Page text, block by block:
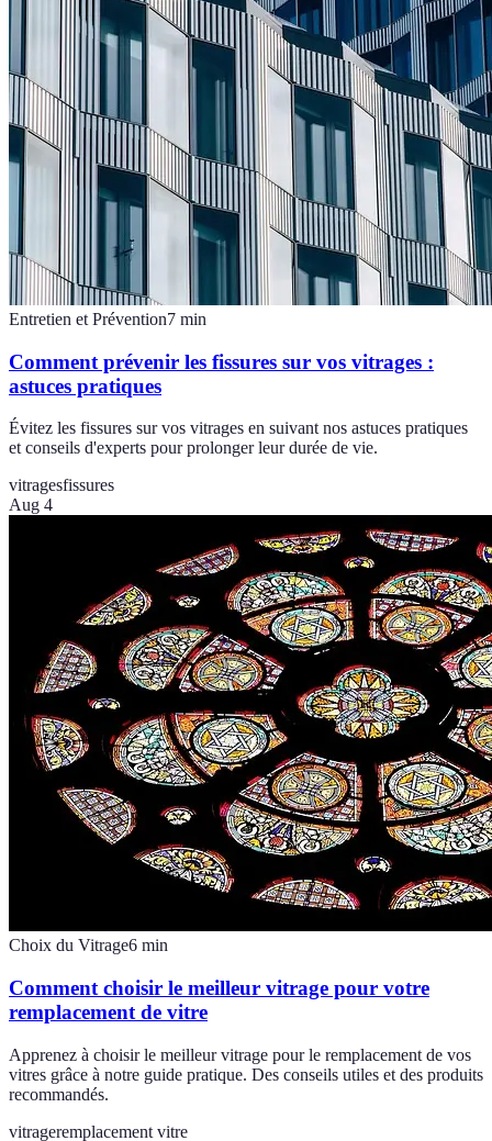
Entretien et Prévention7 min
Comment prévenir les fissures sur vos vitrages :
astuces pratiques
Évitez les fissures sur vos vitrages en suivant nos astuces pratiques
et conseils d'experts pour prolonger leur durée de vie.
vitragesfissures
Aug 4
Choix du Vitrage6 min
Comment choisir le meilleur vitrage pour votre
remplacement de vitre
Apprenez à choisir le meilleur vitrage pour le remplacement de vos
vitres grâce à notre guide pratique. Des conseils utiles et des produits
recommandés.
vitrageremplacement vitre